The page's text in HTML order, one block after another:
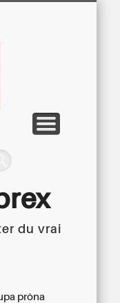
du vrai
prôna